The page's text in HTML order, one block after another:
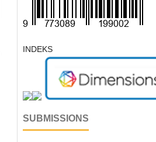
INDEKS
SUBMISSIONS